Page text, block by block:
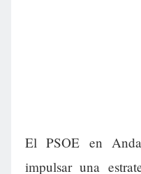
El PSOE en
impulsar una